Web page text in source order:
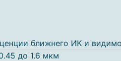
ближнего ИК и
до 1.6 мкм